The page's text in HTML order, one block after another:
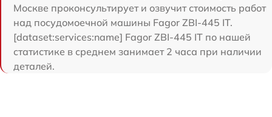
Москве проконсультирует и озвучит стоимость работ
над посудомоечной машины Fagor ZBI-445 IT.
[dataset:services:name] Fagor ZBI-445 IT по нашей
статистике в среднем занимает 2 часа при наличии
деталей.